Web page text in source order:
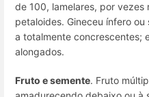
de 100, lamelares, por vezes
petaloides. Gineceu ínfero
a totalmente concrescentes;
alongados.
Fruto e semente. Fruto